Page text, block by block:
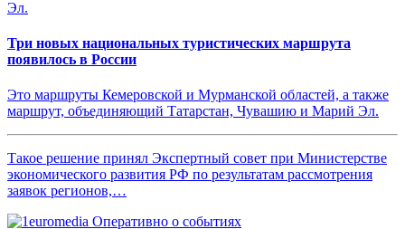
Три новых национальных туристических маршрута
появилось в России
Это маршруты Кемеровской и Мурманской областей, а также
маршрут, объединяющий Татарстан, Чувашию и Марий Эл.
Такое решение принял Экспертный совет при Министерстве
экономического развития РФ по результатам рассмотрения
заявок регионов,…